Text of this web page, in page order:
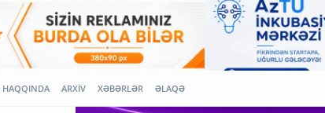
HAQQINDA ARXİV XƏBƏRLƏR ƏLAQƏ